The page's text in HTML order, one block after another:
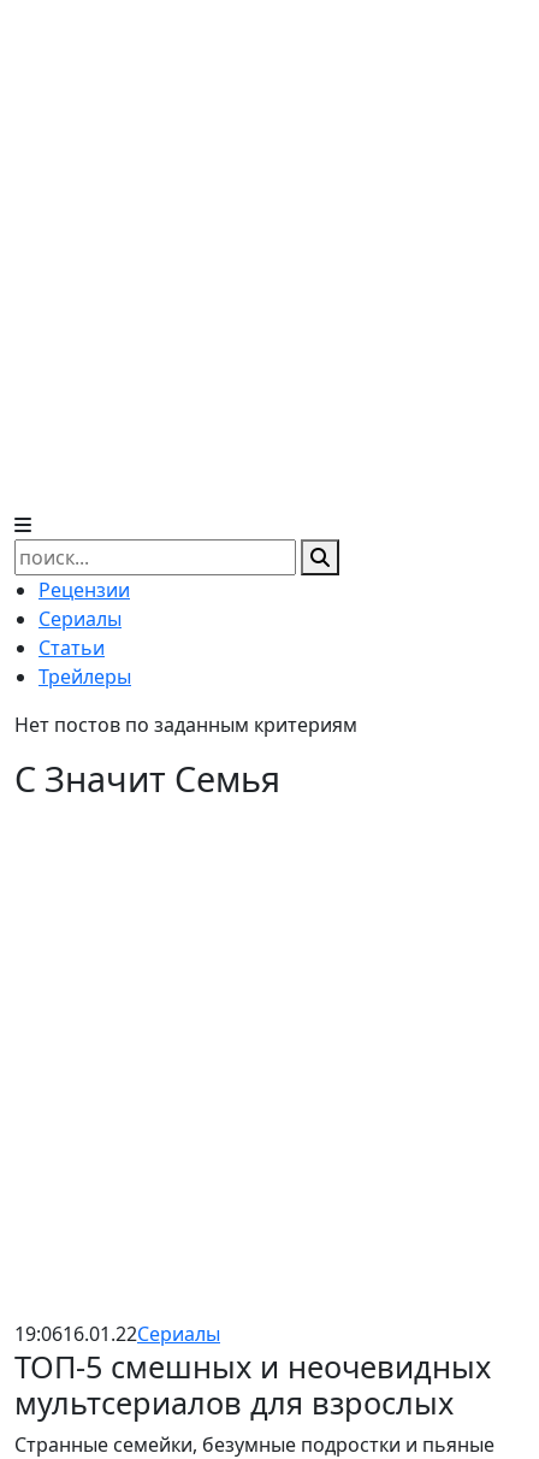
Найти:
Рецензии
Сериалы
Статьи
Трейлеры
Нет постов по заданным критериям
С Значит Семья
19:0616.01.22Сериалы
ТОП-5 смешных и неочевидных
мультсериалов для взрослых
Странные семейки, безумные подростки и пьяные